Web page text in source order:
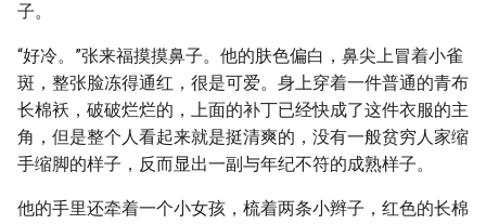
子。
“好冷。”张来福摸摸鼻子。他的肤色偏白，鼻尖上冒着小雀
斑，整张脸冻得通红，很是可爱。身上穿着一件普通的青布
长棉袄，破破烂烂的，上面的补丁已经快成了这件衣服的主
角，但是整个人看起来就是挺清爽的，没有一般贫穷人家缩
手缩脚的样子，反而显出一副与年纪不符的成熟样子。
他的手里还牵着一个小女孩，梳着两条小辫子，红色的长棉